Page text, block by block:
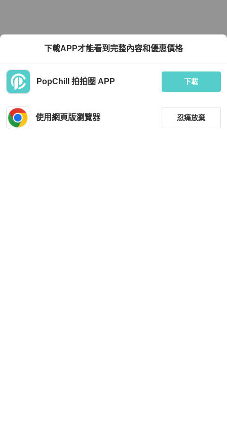
下載APP才能看到完整內容和優惠價格
PopChill 拍拍圈 APP 下載
使用網頁版瀏覽器 忍痛放棄